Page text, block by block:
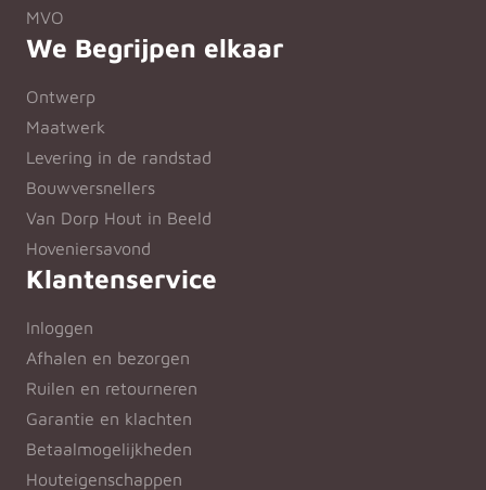
MVO
We Begrijpen elkaar
Ontwerp
Maatwerk
Levering in de randstad
Bouwversnellers
Van Dorp Hout in Beeld
Hoveniersavond
Klantenservice
Inloggen
Afhalen en bezorgen
Ruilen en retourneren
Garantie en klachten
Betaalmogelijkheden
Houteigenschappen